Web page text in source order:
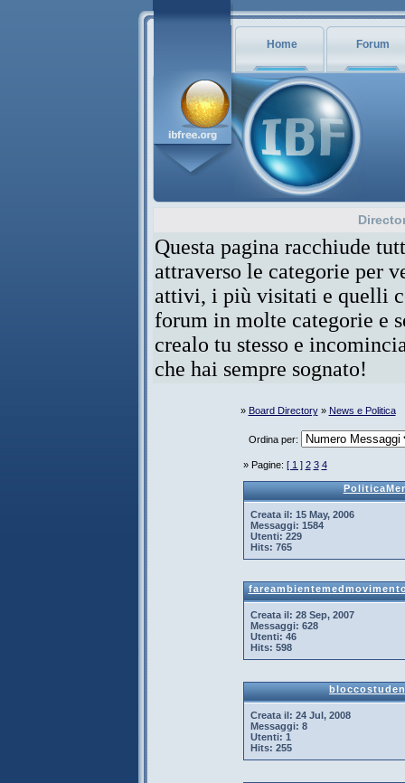
Home Forum
Questa pagina racchiude
attraverso le categorie per
attivi, i più visitati e quelli
forum in molte categorie e
crealo tu stesso e
che hai sempre sognato!
» Board Directory» News e Politica
Ordina per:
» Pagine: [ 1 ] 2 3 4
Creata il: 15 May, 2006
Messaggi: 1584
Utenti: 229
Hits: 765
Creata il: 28 Sep, 2007
Messaggi: 628
Utenti: 46
Hits: 598
Creata il: 24 Jul, 2008
Messaggi: 8
Utenti: 1
Hits: 255